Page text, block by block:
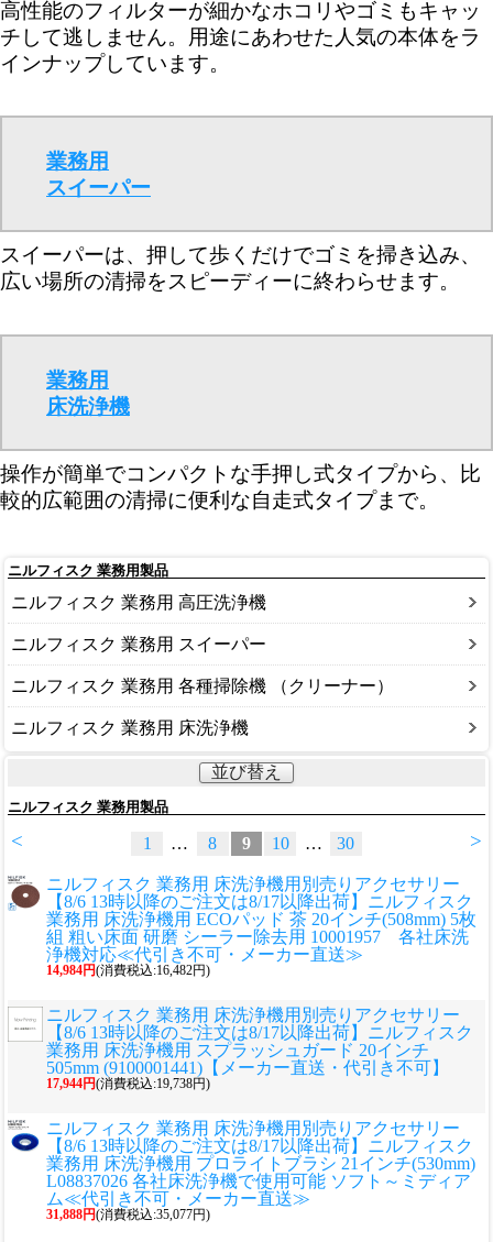
高性能のフィルターが細かなホコリやゴミもキャッ
チして逃しません。用途にあわせた人気の本体をラ
インナップしています。
業務用
スイーパー
スイーパーは、押して歩くだけでゴミを掃き込み、
広い場所の清掃をスピーディーに終わらせます。
業務用
床洗浄機
操作が簡単でコンパクトな手押し式タイプから、比
較的広範囲の清掃に便利な自走式タイプまで。
ニルフィスク 業務用製品
ニルフィスク 業務用 高圧洗浄機
ニルフィスク 業務用 スイーパー
ニルフィスク 業務用 各種掃除機 （クリーナー）
ニルフィスク 業務用 床洗浄機
並び替え
ニルフィスク 業務用製品
< >
1 … 8 9 10 … 30
ニルフィスク 業務用 床洗浄機用別売りアクセサリー
【8/6 13時以降のご注文は8/17以降出荷】ニルフィスク
業務用 床洗浄機用 ECOパッド 茶 20インチ(508mm) 5枚
組 粗い床面 研磨 シーラー除去用 10001957 各社床洗
浄機対応≪代引き不可・メーカー直送≫
14,984円(消費税込:16,482円)
ニルフィスク 業務用 床洗浄機用別売りアクセサリー
【8/6 13時以降のご注文は8/17以降出荷】ニルフィスク
業務用 床洗浄機用 スプラッシュガード 20インチ
505mm (9100001441)【メーカー直送・代引き不可】
17,944円(消費税込:19,738円)
ニルフィスク 業務用 床洗浄機用別売りアクセサリー
【8/6 13時以降のご注文は8/17以降出荷】ニルフィスク
業務用 床洗浄機用 プロライトブラシ 21インチ(530mm)
L08837026 各社床洗浄機で使用可能 ソフト～ミディア
ム≪代引き不可・メーカー直送≫
31,888円(消費税込:35,077円)